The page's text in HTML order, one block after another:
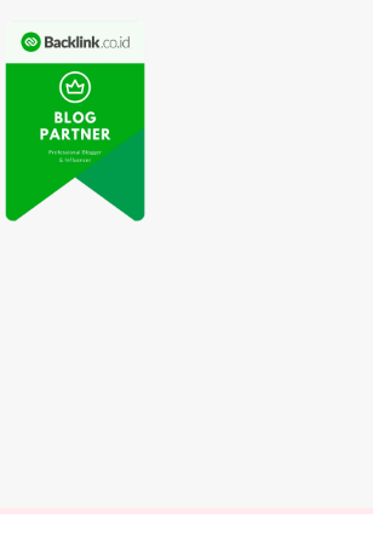
Video Drone Terbang